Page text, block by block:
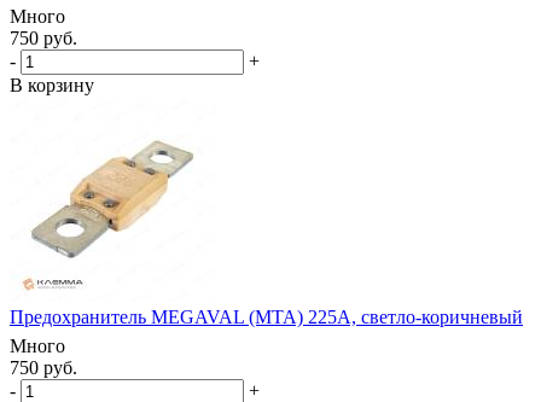
Много
750 руб.
-
+
В корзину
Предохранитель MEGAVAL (MTA) 225А, светло-коричневый
Много
750 руб.
-
+